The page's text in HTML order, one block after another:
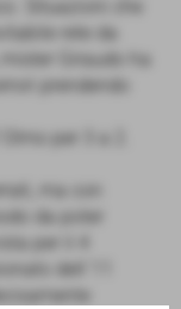
Situazioni che
rete da
prendendo
ma con
da poter